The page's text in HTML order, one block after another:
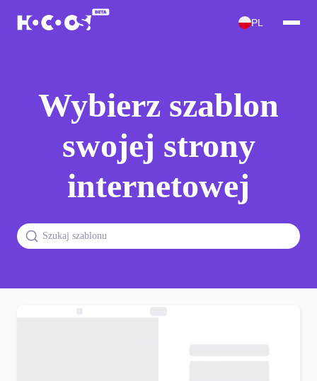
PL
Wybierz szablon
swojej strony
internetowej